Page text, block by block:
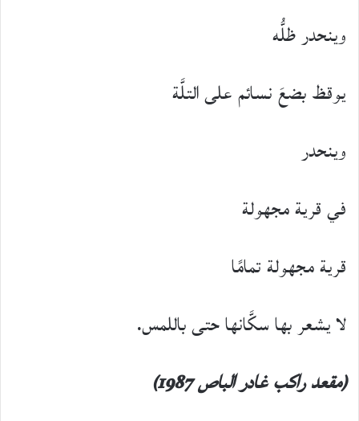
وينحدر ظلُّه
يوقظ بضعَ نسائم على التلَّة
وينحدر
في قرية مجهولة
قرية مجهولة تمامًا
لا يشعر بها سكَّانها حتى باللمس.
(مقعد راكب غادر الباص 1987)